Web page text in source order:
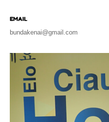
EMAIL
bundakenai@gmail.com